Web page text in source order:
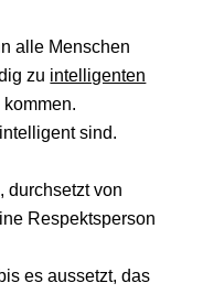
alle Menschen
zu intelligenten
kommen.
sind.
durchsetzt von
Respektsperson
es aussetzt, das